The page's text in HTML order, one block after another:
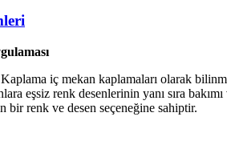
iç mekan kaplamaları olarak
eşsiz renk desenlerinin yanı sıra
renk ve desen seçeneğine sahiptir.